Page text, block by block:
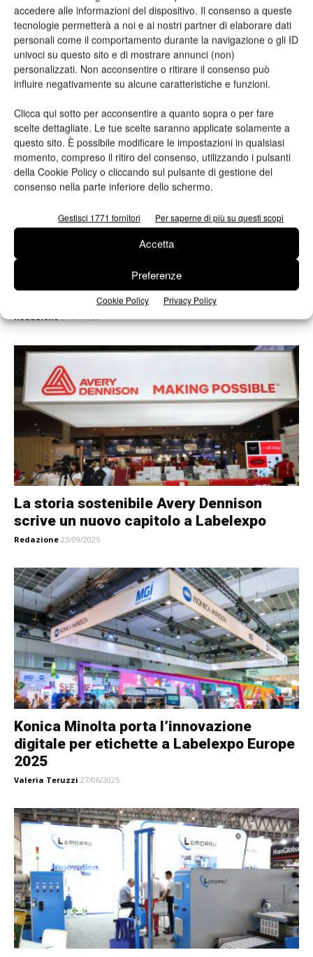
accedere alle informazioni del dispositivo. Il consenso a queste
tecnologie permetterà a noi e ai nostri partner di elaborare dati
personali come il comportamento durante la navigazione o gli ID
univoci su questo sito e di mostrare annunci (non)
personalizzati. Non acconsentire o ritirare il consenso può
influire negativamente su alcune caratteristiche e funzioni.
Clicca qui sotto per acconsentire a quanto sopra o per fare
scelte dettagliate. Le tue scelte saranno applicate solamente a
questo sito. È possibile modificare le impostazioni in qualsiasi
momento, compreso il ritiro del consenso, utilizzando i pulsanti
della Cookie Policy o cliccando sul pulsante di gestione del
consenso nella parte inferiore dello schermo.
Gestisci 1771 fornitori Per saperne di più su questi scopi
Accetta
Preferenze
Cookie Policy Privacy Policy
Kurz, soluzioni 3D e inkjet per etichette
personalizzate a Labelexpo
Labelexpo Europe 2025: l’analisi di Andy
Thomas-Emans
Redazione 21/07/2025
La storia sostenibile Avery Dennison
scrive un nuovo capitolo a Labelexpo
Redazione 23/09/2025
Konica Minolta porta l’innovazione
digitale per etichette a Labelexpo Europe
2025
Valeria Teruzzi 27/06/2025